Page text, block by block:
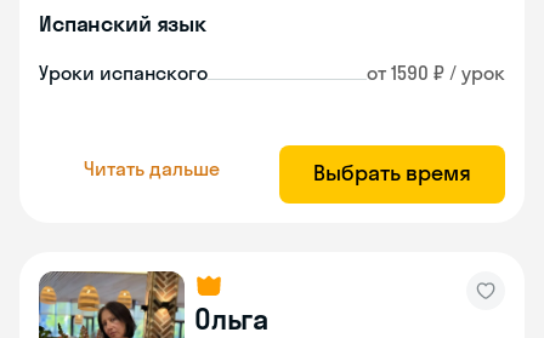
Испанский язык
Уроки испанского от 1590 ₽ / урок
Читать дальше Выбрать время
Ольга